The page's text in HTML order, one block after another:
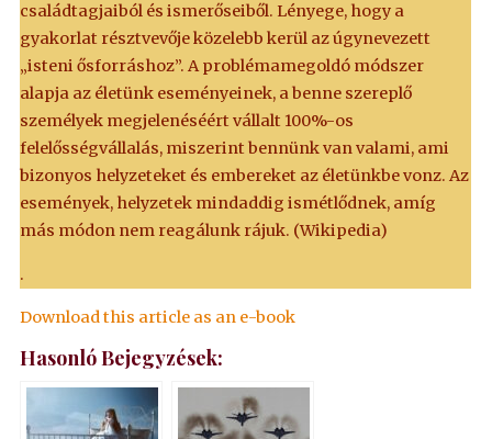
családtagjaiból és ismerőseiből. Lényege, hogy a
gyakorlat résztvevője közelebb kerül az úgynevezett
„isteni ősforráshoz”. A problémamegoldó módszer
alapja az életünk eseményeinek, a benne szereplő
személyek megjelenéséért vállalt 100%-os
felelősségvállalás, miszerint bennünk van valami, ami
bizonyos helyzeteket és embereket az életünkbe vonz. Az
események, helyzetek mindaddig ismétlődnek, amíg
más módon nem reagálunk rájuk. (Wikipedia)
.
Download this article as an e-book
Hasonló Bejegyzések: